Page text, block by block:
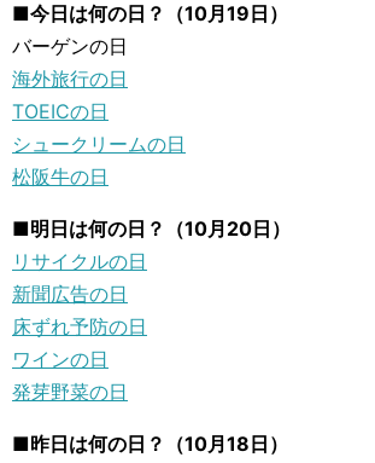
■今日は何の日？（10月19日）
バーゲンの日
海外旅行の日
TOEICの日
シュークリームの日
松阪牛の日
■明日は何の日？（10月20日）
リサイクルの日
新聞広告の日
床ずれ予防の日
ワインの日
発芽野菜の日
■昨日は何の日？（10月18日）